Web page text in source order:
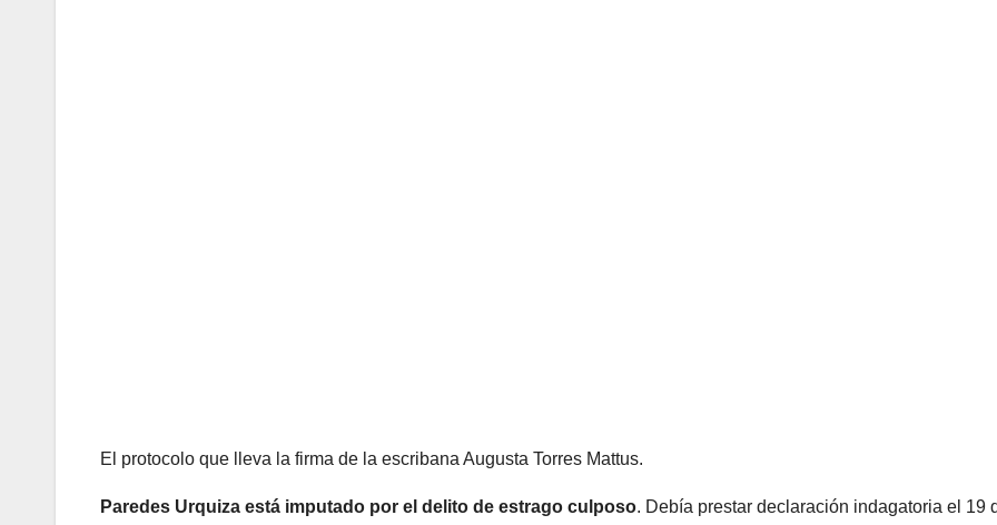
El protocolo que lleva la firma de la escribana Augusta Torres Mattus.
Paredes Urquiza está imputado por el delito de estrago culposo. Debía prestar declaración indagatoria el 19